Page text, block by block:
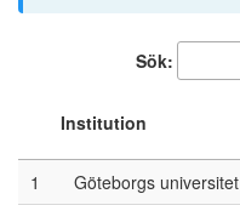
Sök:
Institution
1
Göteborgs universitet